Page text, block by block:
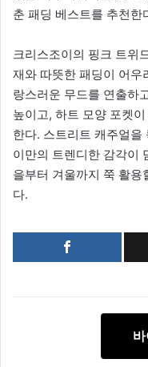
춘 패딩 베스트를 추천한
크리스조이의 핑크 트위
재와 따뜻한 패딩이 어우
랑스러운 무드를 연출하
높이고, 하트 모양 포켓
한다. 스트리트 캐주얼
이만의 트렌디한 감각이
을부터 겨울까지 쭉 활용
다.